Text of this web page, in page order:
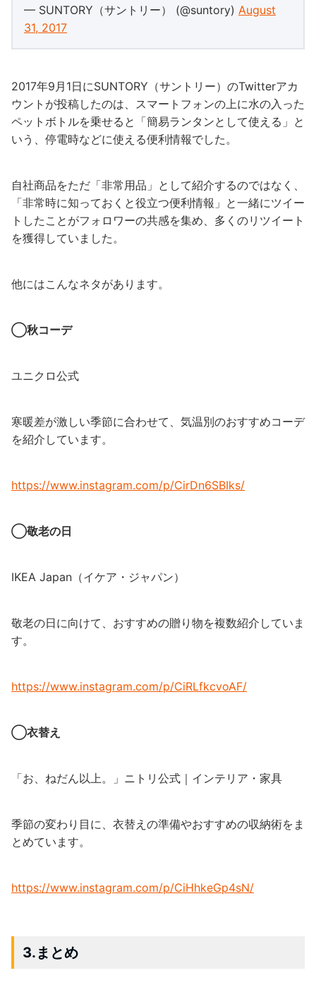
— SUNTORY（サントリー） (@suntory) August
31, 2017
2017年9月1日にSUNTORY（サントリー）のTwitterアカ
ウントが投稿したのは、スマートフォンの上に水の入った
ペットボトルを乗せると「簡易ランタンとして使える」と
いう、停電時などに使える便利情報でした。
自社商品をただ「非常用品」として紹介するのではなく、
「非常時に知っておくと役立つ便利情報」と一緒にツイー
トしたことがフォロワーの共感を集め、多くのリツイート
を獲得していました。
他にはこんなネタがあります。
◯秋コーデ
ユニクロ公式
寒暖差が激しい季節に合わせて、気温別のおすすめコーデ
を紹介しています。
https://www.instagram.com/p/CirDn6SBIks/
◯敬老の日
IKEA Japan（イケア・ジャパン）
敬老の日に向けて、おすすめの贈り物を複数紹介していま
す。
https://www.instagram.com/p/CiRLfkcvoAF/
◯衣替え
「お、ねだん以上。」ニトリ公式｜インテリア・家具
季節の変わり目に、衣替えの準備やおすすめの収納術をま
とめています。
https://www.instagram.com/p/CiHhkeGp4sN/
3.まとめ